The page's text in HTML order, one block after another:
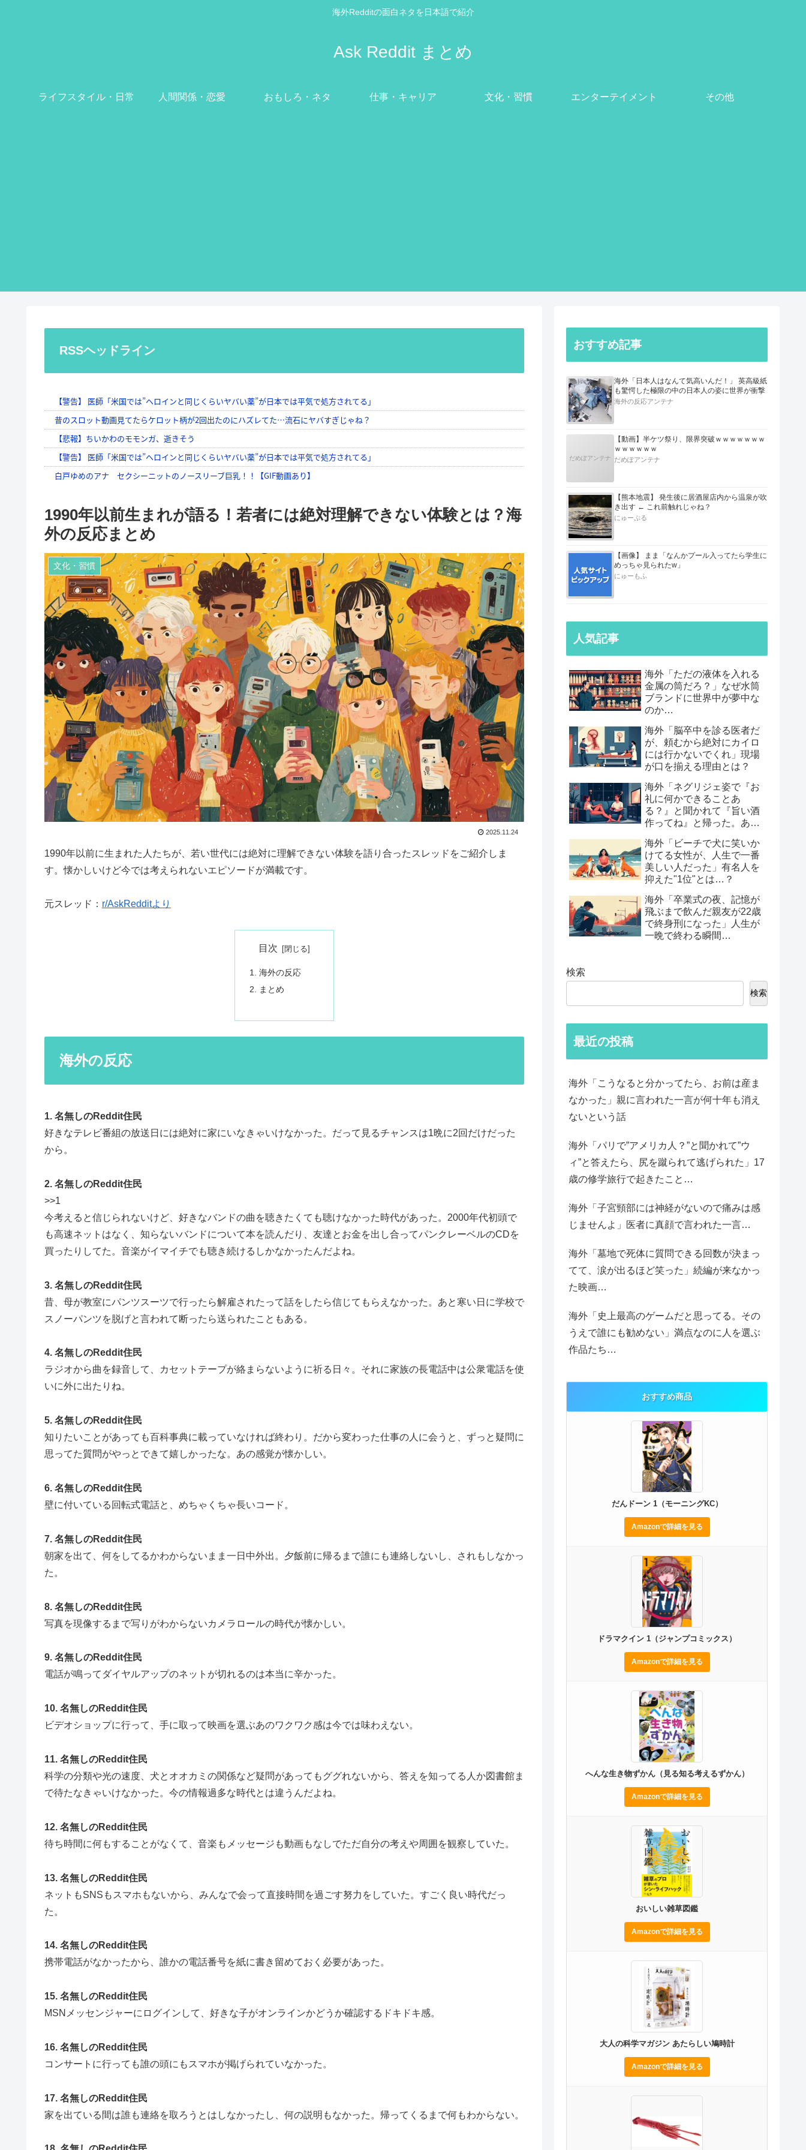
海外Redditの面白ネタを日本語で紹介
Ask Reddit まとめ
ライフスタイル・日常 人間関係・恋愛 おもしろ・ネタ 仕事・キャリア 文化・習慣 エンターテイメント その他
RSSヘッドライン
1990年以前生まれが語る！若者には絶対理解できない体験とは？海
外の反応まとめ
文化・習慣
2025.11.24
1990年以前に生まれた人たちが、若い世代には絶対に理解できない体験を語り合ったスレッドをご紹介しま
す。懐かしいけど今では考えられないエピソードが満載です。
元スレッド： r/AskRedditより
目次
海外の反応
まとめ
海外の反応
1. 名無しのReddit住民
好きなテレビ番組の放送日には絶対に家にいなきゃいけなかった。だって見るチャンスは1晩に2回だけだった
から。
2. 名無しのReddit住民
>>1
今考えると信じられないけど、好きなバンドの曲を聴きたくても聴けなかった時代があった。2000年代初頭で
も高速ネットはなく、知らないバンドについて本を読んだり、友達とお金を出し合ってパンクレーベルのCDを
買ったりしてた。音楽がイマイチでも聴き続けるしかなかったんだよね。
3. 名無しのReddit住民
昔、母が教室にパンツスーツで行ったら解雇されたって話をしたら信じてもらえなかった。あと寒い日に学校で
スノーパンツを脱げと言われて断ったら送られたこともある。
4. 名無しのReddit住民
ラジオから曲を録音して、カセットテープが絡まらないように祈る日々。それに家族の長電話中は公衆電話を使
いに外に出たりね。
5. 名無しのReddit住民
知りたいことがあっても百科事典に載っていなければ終わり。だから変わった仕事の人に会うと、ずっと疑問に
思ってた質問がやっとできて嬉しかったな。あの感覚が懐かしい。
6. 名無しのReddit住民
壁に付いている回転式電話と、めちゃくちゃ長いコード。
7. 名無しのReddit住民
朝家を出て、何をしてるかわからないまま一日中外出。夕飯前に帰るまで誰にも連絡しないし、されもしなかっ
た。
8. 名無しのReddit住民
写真を現像するまで写りがわからないカメラロールの時代が懐かしい。
9. 名無しのReddit住民
電話が鳴ってダイヤルアップのネットが切れるのは本当に辛かった。
10. 名無しのReddit住民
ビデオショップに行って、手に取って映画を選ぶあのワクワク感は今では味わえない。
11. 名無しのReddit住民
科学の分類や光の速度、犬とオオカミの関係など疑問があってもググれないから、答えを知ってる人か図書館ま
で待たなきゃいけなかった。今の情報過多な時代とは違うんだよね。
12. 名無しのReddit住民
待ち時間に何もすることがなくて、音楽もメッセージも動画もなしでただ自分の考えや周囲を観察していた。
13. 名無しのReddit住民
ネットもSNSもスマホもないから、みんなで会って直接時間を過ごす努力をしていた。すごく良い時代だっ
た。
14. 名無しのReddit住民
携帯電話がなかったから、誰かの電話番号を紙に書き留めておく必要があった。
15. 名無しのReddit住民
MSNメッセンジャーにログインして、好きな子がオンラインかどうか確認するドキドキ感。
16. 名無しのReddit住民
コンサートに行っても誰の頭にもスマホが掲げられていなかった。
17. 名無しのReddit住民
家を出ている間は誰も連絡を取ろうとはしなかったし、何の説明もなかった。帰ってくるまで何もわからない。
おすすめ記事
海外「日本人はなんて気高いんだ！」 英高級紙
も驚愕した極限の中の日本人の姿に世界が衝撃
海外の反応アンテナ
だめぽアンテナ
【動画】半ケツ祭り、限界突破ｗｗｗｗｗｗｗ
ｗｗｗｗｗｗ
だめぽアンテナ
【熊本地震】 発生後に居酒屋店内から温泉が吹
き出す ← これ前触れじゃね？
にゅーぷる
【画像】 まま「なんかプール入ってたら学生に
めっちゃ見られたw」
にゅーもふ
人気記事
海外「ただの液体を入れる
金属の筒だろ？」なぜ水筒
ブランドに世界中が夢中な
のか…
海外「脳卒中を診る医者だ
が、頼むから絶対にカイロ
には行かないでくれ」現場
が口を揃える理由とは？
海外「ネグリジェ姿で『お
礼に何かできることあ
る？』と聞かれて『旨い酒
作ってね』と帰った。あれ
る男たちの後悔談…
海外「ビーチで犬に笑いか
けてる女性が、人生で一番
美しい人だった」有名人を
抑えた"1位"とは…？
海外「卒業式の夜、記憶が
飛ぶまで飲んだ親友が22歳
で終身刑になった」人生が
一晩で終わる瞬間…
検索
検索
最近の投稿
海外「こうなると分かってたら、お前は産ま
なかった」親に言われた一言が何十年も消え
ないという話
海外「パリで”アメリカ人？”と聞かれて”ウ
ィ”と答えたら、尻を蹴られて逃げられた」17
歳の修学旅行で起きたこと…
海外「子宮頸部には神経がないので痛みは感
じませんよ」医者に真顔で言われた一言…
海外「墓地で死体に質問できる回数が決まっ
てて、涙が出るほど笑った」続編が来なかっ
た映画…
海外「史上最高のゲームだと思ってる。その
うえで誰にも勧めない」満点なのに人を選ぶ
作品たち…
おすすめ商品
だんドーン 1（モーニングKC）
Amazonで詳細を見る
ドラマクイン 1（ジャンプコミックス）
Amazonで詳細を見る
へんな生き物ずかん（見る知る考えるずかん）
Amazonで詳細を見る
おいしい雑草図鑑
Amazonで詳細を見る
大人の科学マガジン あたらしい鳩時計
Amazonで詳細を見る